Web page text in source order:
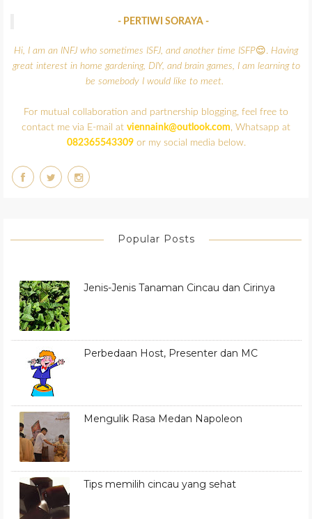
- PERTIWI SORAYA -
Hi, I am an INFJ who sometimes ISFJ, and another time ISFP😌. Having
great interest in home gardening, DIY, and brain games, I am learning to
be somebody I would like to meet.
For mutual collaboration and partnership blogging, feel free to
contact me via E-mail at viennaink@outlook.com, Whatsapp at
082365543309or my social media below.
Popular Posts
Jenis-Jenis Tanaman Cincau dan Cirinya
Perbedaan Host, Presenter dan MC
Mengulik Rasa Medan Napoleon
Tips memilih cincau yang sehat